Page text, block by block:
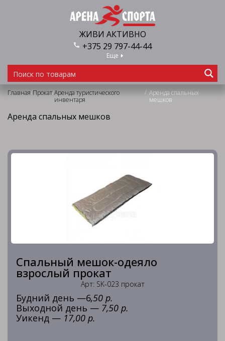
ЖИВИ АКТИВНО
+375 29 797-44-44
Еще
Главная/Прокат/Аренда туристического
инвентаря
/ Аренда спальных
мешков
Аренда спальных мешков
Спальный мешок-одеяло
взрослый прокат
Арт: SK-023 прокат
Будний день —6,50 р.
Выходной день — 7,50 р.
Уикенд — 17,00 р.